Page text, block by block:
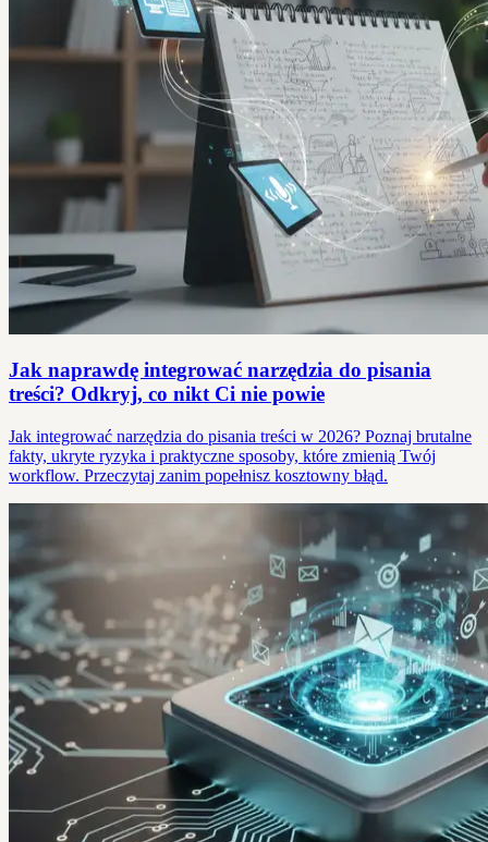
Jak naprawdę integrować narzędzia do pisania
treści? Odkryj, co nikt Ci nie powie
Jak integrować narzędzia do pisania treści w 2026? Poznaj brutalne
fakty, ukryte ryzyka i praktyczne sposoby, które zmienią Twój
workflow. Przeczytaj zanim popełnisz kosztowny błąd.